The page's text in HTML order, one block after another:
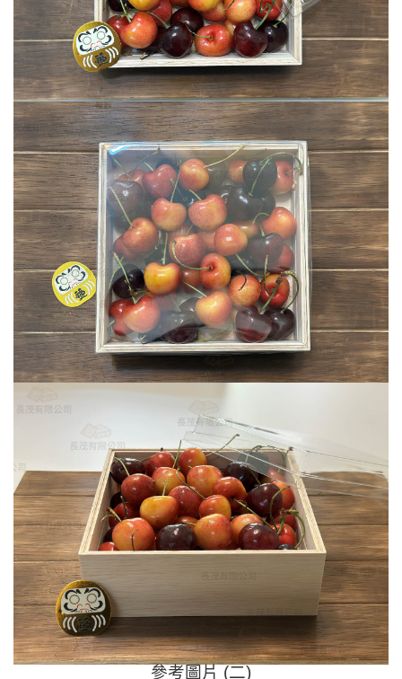
參考圖片 (二)